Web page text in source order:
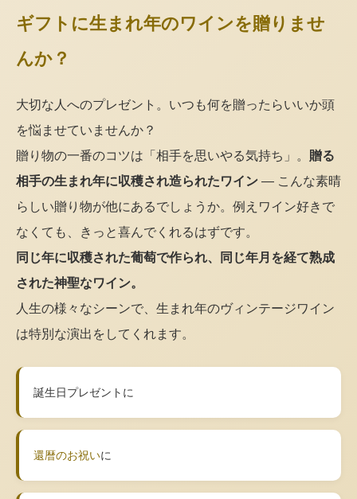
ギフトに生まれ年のワインを贈りませ
んか？
大切な人へのプレゼント。いつも何を贈ったらいいか頭
を悩ませていませんか？
贈り物の一番のコツは「相手を思いやる気持ち」。 贈る
相手の生まれ年に収穫され造られたワイン — こんな素晴
らしい贈り物が他にあるでしょうか。例えワイン好きで
なくても、きっと喜んでくれるはずです。
同じ年に収穫された葡萄で作られ、同じ年月を経て熟成
された神聖なワイン。
人生の様々なシーンで、生まれ年のヴィンテージワイン
は特別な演出をしてくれます。
誕生日プレゼントに
還暦のお祝いに